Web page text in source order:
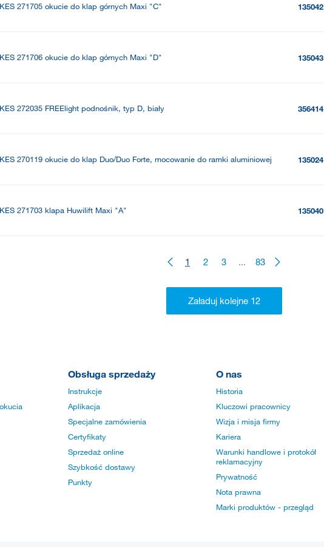
KES 271705 okucie do klap górnych Maxi "C" 135042
KES 271706 okucie do klap górnych Maxi "D" 135043
KES 272035 FREElight podnośnik, typ D, biały 356414
KES 270119 okucie do klap Duo/Duo Forte, mocowanie do ramki aluminiowej 135024
KES 271703 klapa Huwilift Maxi "A" 135040
1 2 3 ... 83
Obsługa sprzedaży
Instrukcje
Aplikacja
Specjalne zamówienia
Certyfikaty
Sprzedaż online
Szybkość dostawy
Punkty
O nas
Historia
Kluczowi pracownicy
Wizja i misja firmy
Kariera
Warunki handlowe i protokół
reklamacyjny
Prywatność
Nota prawna
Marki produktów - przegląd